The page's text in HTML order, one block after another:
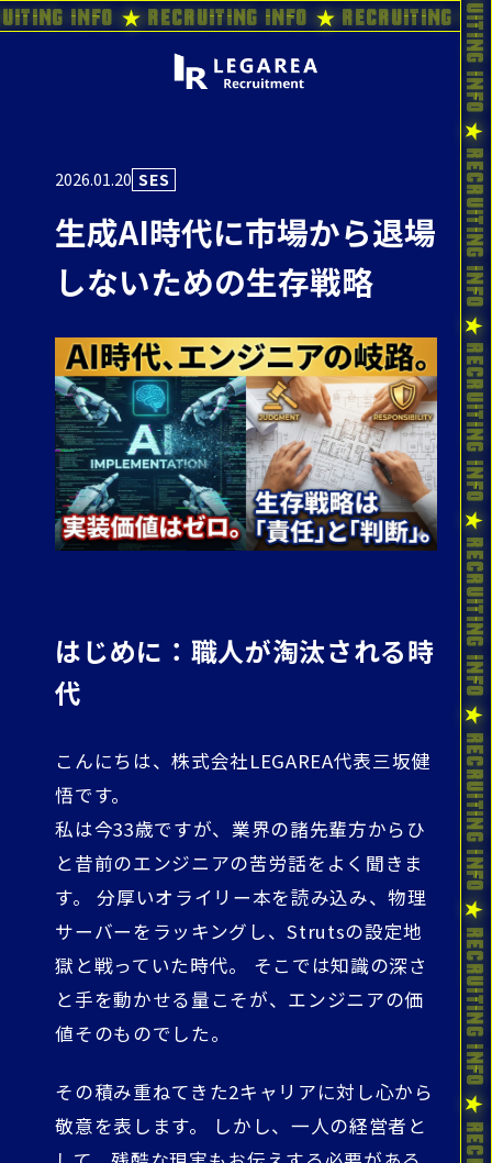
2026.01.20 SES
生成AI時代に市場から退場
しないための生存戦略
はじめに：職人が淘汰される時
代
こんにちは、株式会社LEGAREA代表三坂健
悟です。
私は今33歳ですが、業界の諸先輩方からひ
と昔前のエンジニアの苦労話をよく聞きま
す。 分厚いオライリー本を読み込み、物理
サーバーをラッキングし、Strutsの設定地
獄と戦っていた時代。 そこでは知識の深さ
と手を動かせる量こそが、エンジニアの価
値そのものでした。
その積み重ねてきた2キャリアに対し心から
敬意を表します。 しかし、一人の経営者と
Info ★ Recruiting Info ★ Recruiting